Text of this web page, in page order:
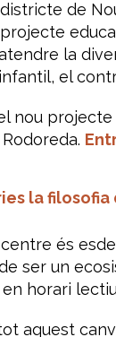
de
la
el
nou
Rodoreda.
la
és
ser un
horari
aquest